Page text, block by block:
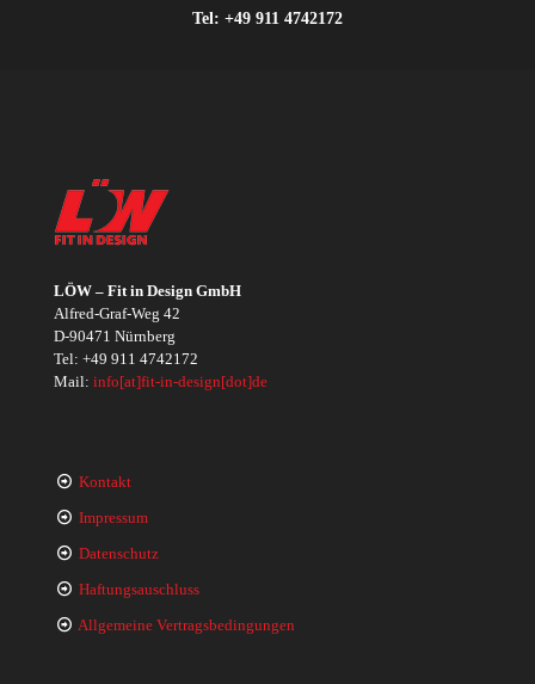
Tel: +49 911 4742172
LÖW – Fit in Design GmbH
Alfred-Graf-Weg 42
D-90471 Nürnberg
Tel: +49 911 4742172
Mail: info[at]fit-in-design[dot]de
Kontakt
Impressum
Datenschutz
Haftungsauschluss
Allgemeine Vertragsbedingungen